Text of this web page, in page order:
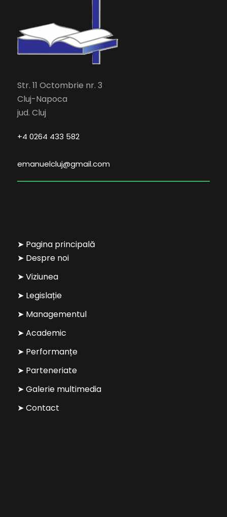
Str. 11 Octombrie nr. 3
Cluj-Napoca
jud. Cluj
+4 0264 433 582
emanuelcluj@gmail.com
➤ Pagina principală
➤ Despre noi
➤ Viziunea
➤ Legislație
➤ Managementul
➤ Academic
➤ Performanțe
➤ Parteneriate
➤ Galerie multimedia
➤ Contact